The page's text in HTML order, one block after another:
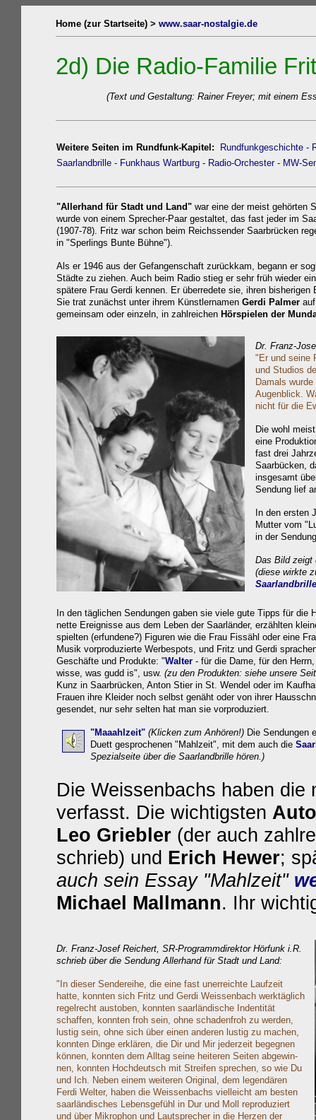
Home (zur Startseite) > www.saar-nostalgie.de
2d) Die Radio-Familie
(Text und Gestaltung: Rainer Freyer; mit einem
Weitere Seiten im Rundfunk-Kapitel: Rundfunkgeschichte -
Saarlandbrille - Funkhaus Wartburg - Radio-Orchester - MW-
"Allerhand für Stadt und Land"war eine der meist gehörten
wurde von einem Sprecher-Paar gestaltet, das fast jeder im
(1907-78). Fritz war schon beim Reichssender Saarbrücken
in "Sperlings Bunte Bühne").
Als er 1946 aus der Gefangenschaft zurückkam, begann er
Städte zu ziehen. Auch beim Radio stieg er sehr früh wieder
spätere Frau Gerdi kennen. Er überredete sie, ihren
Sie trat zunächst unter ihrem Künstlernamen Gerdi Palmer
gemeinsam oder einzeln, in zahlreichen Hörspielen der
Dr. Franz-
"Er und seine
und Studios
Damals
Augenblick.
nicht für die
Die wohl
eine
fast drei
Saarbücken,
insgesamt
Sendung lief
In den ersten
Mutter vom
in der
Das Bild zeigt
(diese wirkte
Saarlandbrille
In den täglichen Sendungen gaben sie viele gute Tipps für die
nette Ereignisse aus dem Leben der Saarländer, erzählten
spielten (erfundene?) Figuren wie die Frau Fissähl oder eine
Musik vorproduzierte Werbespots, und Fritz und Gerdi
Geschäfte und Produkte: "Walter- für die Dame, für den
wisse, was gudd is", usw. (zu den Produkten: siehe unsere
Kunz in Saarbrücken, Anton Stier in St. Wendel oder im
Frauen ihre Kleider noch selbst genäht oder von ihrer
gesendet, nur sehr selten hat man sie vorproduziert.
"Maaahlzeit"(Klicken zum Anhören!)Die Sendungen
Duett gesprochenen "Mahlzeit", mit dem auch die
Spezialseite über die Saarlandbrille hören.)
Die Weissenbachs haben die
verfasst. Die wichtigsten
Leo Griebler (der auch
schrieb) und Erich Hewer;
auch sein Essay "Mahlzeit"
Michael Mallmann. Ihr
Dr. Franz-Josef Reichert, SR-Programmdirektor Hörfunk i.R.
schrieb über die Sendung Allerhand für Stadt und Land:
" In dieser Sendereihe, die eine fast unerreichte Laufzeit
hatte, konnten sich Fritz und Gerdi Weissenbach werktäglich
regelrecht austoben, konnten saarländische Indentität
schaffen, konnten froh sein, ohne schadenfroh zu werden,
lustig sein, ohne sich über einen anderen lustig zu machen,
konnten Dinge erklären, die Dir und Mir jederzeit begegnen
können, konnten dem Alltag seine heiteren Seiten abgewin-
nen, konnten Hochdeutsch mit Streifen sprechen, so wie Du
und Ich. Neben einem weiteren Original, dem legendären
Ferdi Welter, haben die Weissenbachs vielleicht am besten
saarländisches Lebensgefühl in Dur und Moll reproduziert
und über Mikrophon und Lautsprecher in die Herzen der